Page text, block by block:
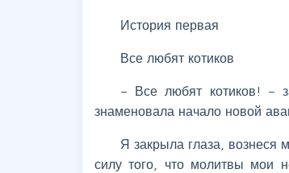
История первая
Все любят котиков
– Все любят котиков! –
знаменовала начало новой
Я закрыла глаза, вознеся
силу того, что молитвы мои